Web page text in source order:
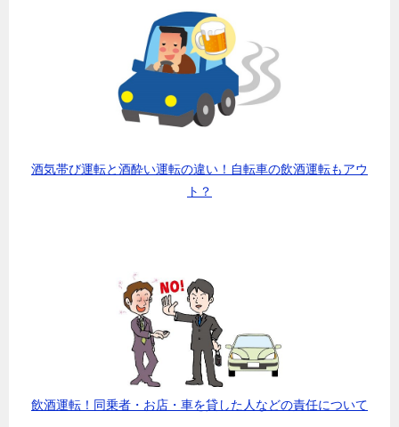
酒気帯び運転と酒酔い運転の違い！自転車の飲酒運転もアウ
ト？
飲酒運転！同乗者・お店・車を貸した人などの責任について